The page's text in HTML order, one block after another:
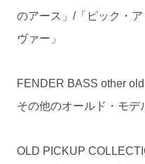
のアース」/「ピック・
ヴァー」
FENDER BASS other
その他のオールド・モデ
OLD PICKUP